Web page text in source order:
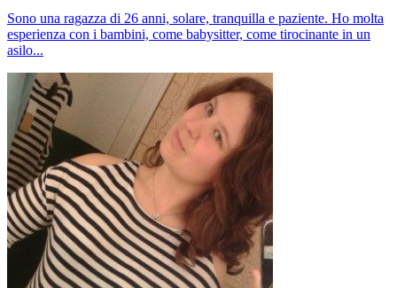
Sono una ragazza di 26 anni, solare, tranquilla e paziente. Ho molta
esperienza con i bambini, come babysitter, come tirocinante in un
asilo...